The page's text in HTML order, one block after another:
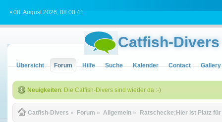
• 08. August 2026, 08:00:41
Catfish-Divers
Übersicht Forum Hilfe Suche Kalender Contact Gallery
Neuigkeiten: Die Catfish-Divers sind wieder da :-)
Catfish-Divers » Forum » Allgemein » Ratschecke;Hier ist Platz